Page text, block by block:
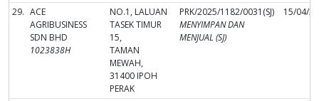
29. ACE
AGRIBUSINESS
SDN BHD
1023838H
NO.1, LALUAN
TASEK TIMUR
15,
TAMAN
MEWAH,
31400 IPOH
PERAK
PRK/2025/1182/0031(SJ)
MENYIMPAN DAN
MENJUAL (SJ)
15/04/